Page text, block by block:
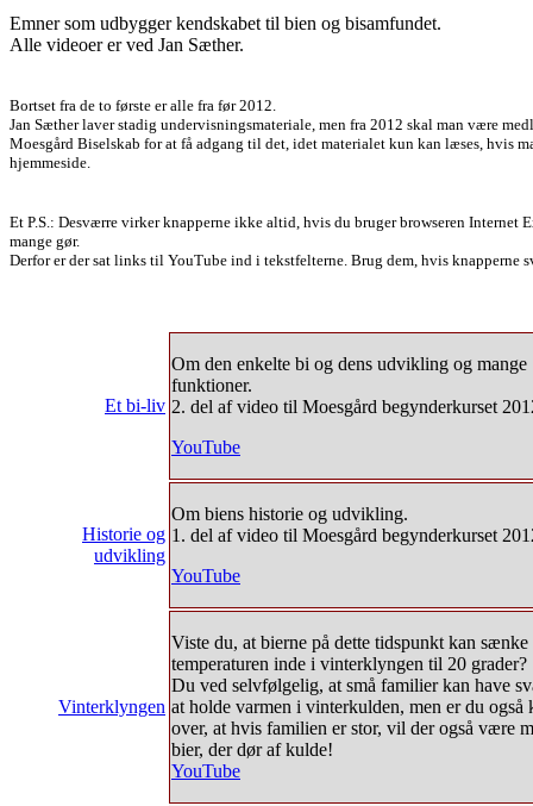
Emner som udbygger kendskabet til bien og bisamfundet.
Alle videoer er ved Jan Sæther.
Bortset fra de to første er alle fra før 2012.
Jan Sæther laver stadig undervisningsmateriale, men fra 2012 skal man være
Moesgård Biselskab for at få adgang til det, idet materialet kun kan læses, hvis
hjemmeside.
Et P.S.: Desværre virker knapperne ikke altid, hvis du bruger browseren Internet
mange gør.
Derfor er der sat links til YouTube ind i tekstfelterne. Brug dem, hvis knapperne
Et bi-liv
Om den enkelte bi og dens udvikling og mange
funktioner.
2. del af video til Moesgård begynderkurset
YouTube
Historie og
udvikling
Om biens historie og udvikling.
1. del af video til Moesgård begynderkurset
YouTube
Vinterklyngen
Viste du, at bierne på dette tidspunkt kan sænke
temperaturen inde i vinterklyngen til 20 grader?
Du ved selvfølgelig, at små familier kan have
at holde varmen i vinterkulden, men er du også
over, at hvis familien er stor, vil der også være
bier, der dør af kulde!
YouTube